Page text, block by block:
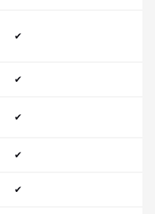
✔
✔
✔
✔
✔